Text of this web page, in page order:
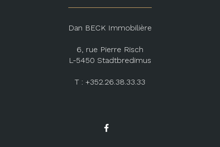
Dan BECK Immobilière
6, rue Pierre Risch
L-5450 Stadtbredimus
T : +352.26.38.33.33